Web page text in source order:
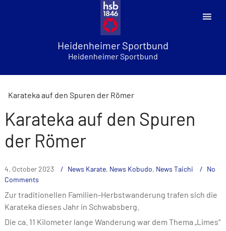
Heidenheimer Sportbund
Heidenheimer Sportbund
Karateka auf den Spuren der Römer
Karateka auf den Spuren
der Römer
4. October 2023 News Karate, News Kobudo, News Taichi
No
Comments
Zur traditionellen Familien-Herbst­wanderung trafen sich die
Karateka dieses Jahr in Schwabsberg.
Die ca. 11 Kilometer lange Wanderung war dem Thema „Limes“